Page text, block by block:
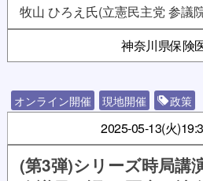
牧山 ひろえ氏(立憲民主党 参議
神奈川県保険
オンライン開催 現地開催 政策
2025-05-13(火)
(第3弾)シリーズ時局講